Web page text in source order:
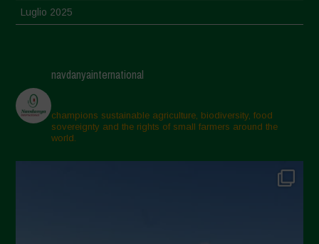
Luglio 2025
Aprile 2025
Marzo 2025
Febbraio 2025
Gennaio 2025
navdanyainternational
champions sustainable agriculture, biodiversity, food
sovereignty and the rights of small farmers around the
world.